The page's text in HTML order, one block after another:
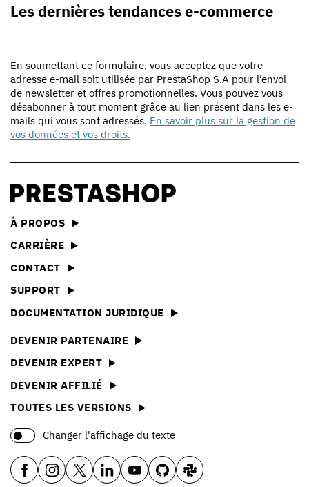
Les dernières tendances e-commerce
En soumettant ce formulaire, vous acceptez que votre
adresse e-mail soit utilisée par PrestaShop S.A pour l’envoi
de newsletter et offres promotionnelles. Vous pouvez vous
désabonner à tout moment grâce au lien présent dans les e-
mails qui vous sont adressés. En savoir plus sur la gestion de
vos données et vos droits.
À PROPOS
CARRIÈRE
CONTACT
SUPPORT
DOCUMENTATION JURIDIQUE
DEVENIR PARTENAIRE
DEVENIR EXPERT
DEVENIR AFFILIÉ
TOUTES LES VERSIONS
Changer l'affichage du texte